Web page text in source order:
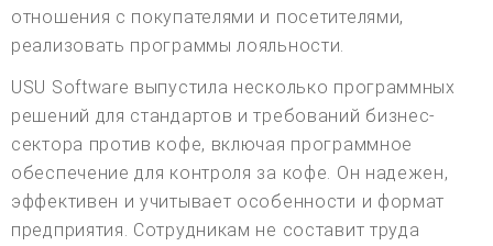
отношения с покупателями и посетителями,
реализовать программы лояльности.
USU Software выпустила несколько программных
решений для стандартов и требований бизнес-
сектора против кофе, включая программное
обеспечение для контроля за кофе. Он надежен,
эффективен и учитывает особенности и формат
предприятия. Сотрудникам не составит труда